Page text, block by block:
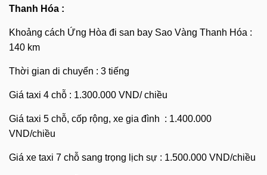
Thanh Hóa :
Khoảng cách Ứng Hòa đi san bay Sao Vàng Thanh Hóa :
140 km
Thời gian di chuyển : 3 tiếng
Giá taxi 4 chỗ : 1.300.000 VND/ chiều
Giá taxi 5 chỗ, cốp rộng, xe gia đình : 1.400.000
VND/chiều
Giá xe taxi 7 chỗ sang trọng lịch sự : 1.500.000 VND/chiều